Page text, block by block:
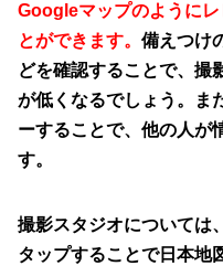
Googleマップのように
とができます。 備えつけ
どを確認することで、撮
が低くなるでしょう。ま
ーすることで、他の人が
す。
撮影スタジオについては
タップすることで日本地